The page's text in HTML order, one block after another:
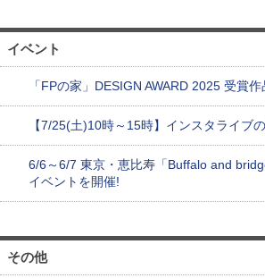
イベント
「FPの家」DESIGN AWARD 2025 受賞
【7/25(土)10時～15時】インスタライブ
6/6～6/7 東京・恵比寿「Buffalo and
イベントを開催!
その他